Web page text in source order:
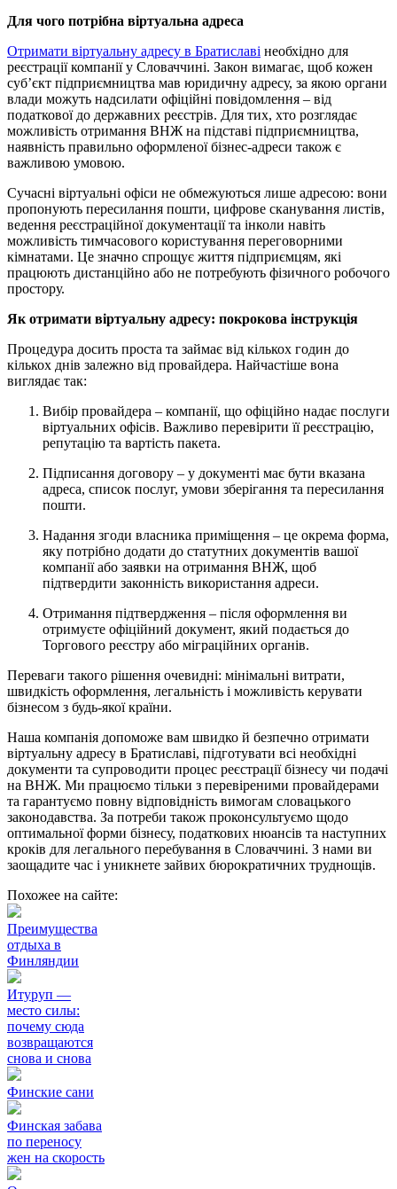
Для чого потрібна віртуальна адреса
Отримати віртуальну адресу в Братиславі необхідно для
реєстрації компанії у Словаччині. Закон вимагає, щоб кожен
суб’єкт підприємництва мав юридичну адресу, за якою органи
влади можуть надсилати офіційні повідомлення – від
податкової до державних реєстрів. Для тих, хто розглядає
можливість отримання ВНЖ на підставі підприємництва,
наявність правильно оформленої бізнес-адреси також є
важливою умовою.
Сучасні віртуальні офіси не обмежуються лише адресою: вони
пропонують пересилання пошти, цифрове сканування листів,
ведення реєстраційної документації та інколи навіть
можливість тимчасового користування переговорними
кімнатами. Це значно спрощує життя підприємцям, які
працюють дистанційно або не потребують фізичного робочого
простору.
Як отримати віртуальну адресу: покрокова інструкція
Процедура досить проста та займає від кількох годин до
кількох днів залежно від провайдера. Найчастіше вона
виглядає так:
Вибір провайдера – компанії, що офіційно надає послуги
віртуальних офісів. Важливо перевірити її реєстрацію,
репутацію та вартість пакета.
Підписання договору – у документі має бути вказана
адреса, список послуг, умови зберігання та пересилання
пошти.
Надання згоди власника приміщення – це окрема форма,
яку потрібно додати до статутних документів вашої
компанії або заявки на отримання ВНЖ, щоб
підтвердити законність використання адреси.
Отримання підтвердження – після оформлення ви
отримуєте офіційний документ, який подається до
Торгового реєстру або міграційних органів.
Переваги такого рішення очевидні: мінімальні витрати,
швидкість оформлення, легальність і можливість керувати
бізнесом з будь-якої країни.
Наша компанія допоможе вам швидко й безпечно отримати
віртуальну адресу в Братиславі, підготувати всі необхідні
документи та супроводити процес реєстрації бізнесу чи подачі
на ВНЖ. Ми працюємо тільки з перевіреними провайдерами
та гарантуємо повну відповідність вимогам словацького
законодавства. За потреби також проконсультуємо щодо
оптимальної форми бізнесу, податкових нюансів та наступних
кроків для легального перебування в Словаччині. З нами ви
заощадите час і уникнете зайвих бюрократичних труднощів.
Похожее на сайте:
Преимущества
отдыха в
Финляндии
Итуруп —
место силы:
почему сюда
возвращаются
снова и снова
Финские сани
Финская забава
по переносу
жен на скорость